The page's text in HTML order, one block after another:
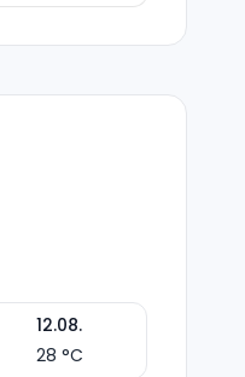
12.08.
28 °C